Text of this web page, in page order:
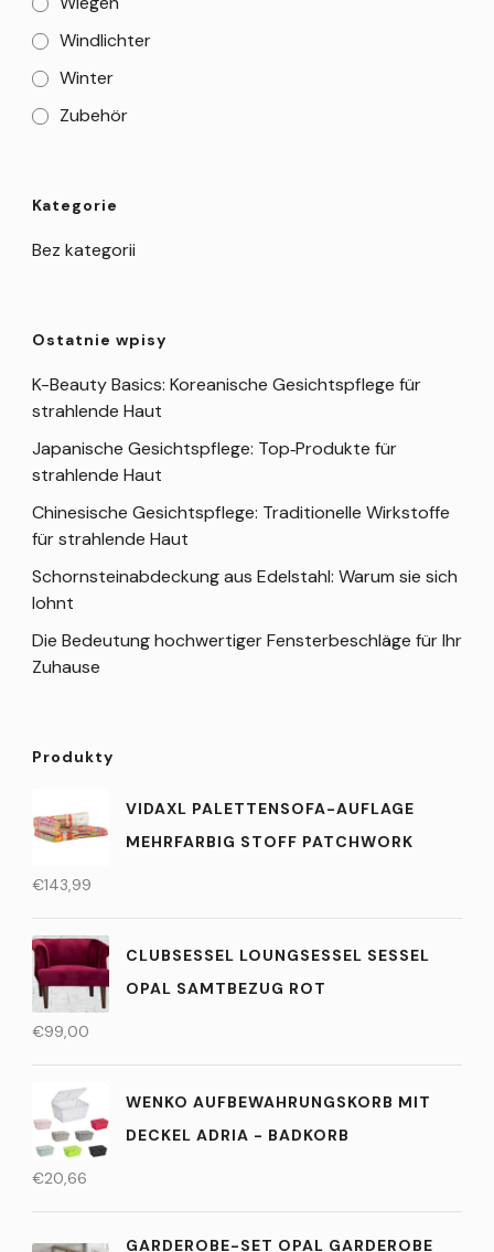
Windlichter
Winter
Zubehör
Kategorie
Bez kategorii
Ostatnie wpisy
K-Beauty Basics: Koreanische Gesichtspflege für
strahlende Haut
Japanische Gesichtspflege: Top‑Produkte für
strahlende Haut
Chinesische Gesichtspflege: Traditionelle Wirkstoffe
für strahlende Haut
Schornsteinabdeckung aus Edelstahl: Warum sie sich
lohnt
Die Bedeutung hochwertiger Fensterbeschläge für Ihr
Zuhause
Produkty
VIDAXL PALETTENSOFA-AUFLAGE
MEHRFARBIG STOFF PATCHWORK
€143,99
CLUBSESSEL LOUNGSESSEL SESSEL
OPAL SAMTBEZUG ROT
€99,00
WENKO AUFBEWAHRUNGSKORB MIT
DECKEL ADRIA - BADKORB
€20,66
GARDEROBE-SET OPAL GARDEROBE